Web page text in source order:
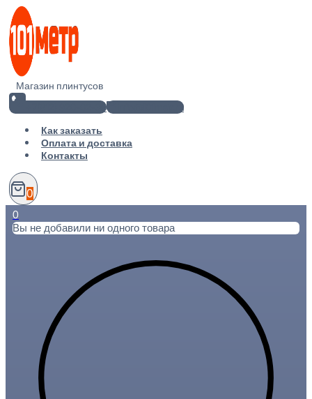
Перейти
содержимому
Магазин плинтусов
+7(812) 920-02-38
info@101metr.ru
Как заказать
Оплата и доставка
Контакты
0
0
Вы не добавили ни одного товара